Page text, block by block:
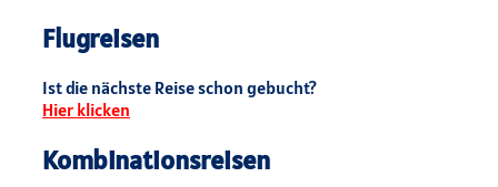
Flugreisen
Ist die nächste Reise schon gebucht?
Hier klicken
Kombinationsreisen